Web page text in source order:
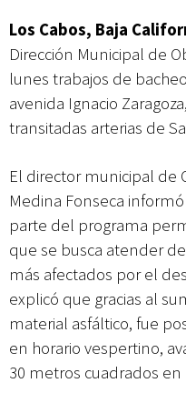
Los Cabos, Baja
Dirección Municipal de
lunes trabajos de
avenida Ignacio
transitadas arterias de
El director municipal de
Medina Fonseca
parte del programa
que se busca atender
más afectados por el
explicó que gracias al
material asfáltico, fue
en horario vespertino,
30 metros cuadrados